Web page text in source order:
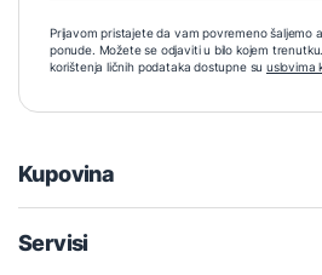
Prijavom pristajete da vam povremeno šaljemo
ponude. Možete se odjaviti u bilo kojem
korištenja ličnih podataka dostupne su uslovima
Kupovina
Servisi